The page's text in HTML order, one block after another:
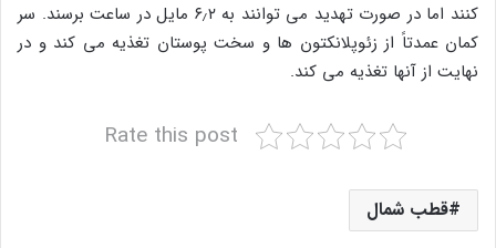
کنند اما در صورت تهدید می توانند به ۶٫۲ مایل در ساعت برسند. سر
کمان عمدتاً از زئوپلانکتون ها و سخت پوستان تغذیه می کند و در
نهایت از آنها تغذیه می کند.
Rate this post
قطب شمال